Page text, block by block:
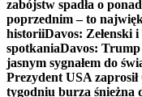
zabójstw spadła o
poprzednim – to
historiiDavos: Zełenski
spotkaniaDavos: Trump
jasnym sygnałem do
Prezydent USA
tygodniu burza śnieżna